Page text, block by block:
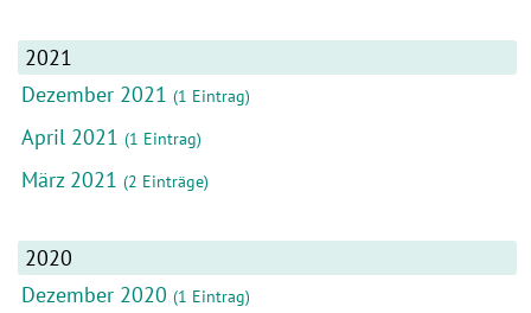
2021
Dezember 2021 (1 Eintrag)
April 2021 (1 Eintrag)
März 2021 (2 Einträge)
2020
Dezember 2020 (1 Eintrag)